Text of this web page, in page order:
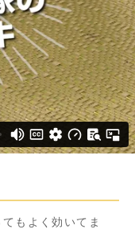
もよく効いてま